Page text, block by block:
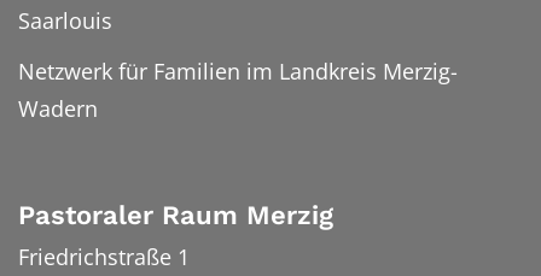
Saarlouis
Netzwerk für Familien im Landkreis Merzig-
Wadern
Pastoraler Raum Merzig
Friedrichstraße 1